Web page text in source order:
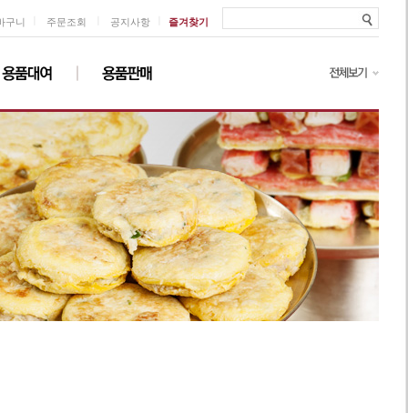
즐겨찾기
구니 주문조회 공지사항